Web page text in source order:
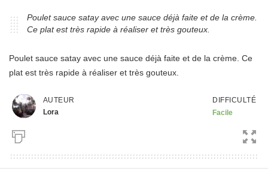
Poulet sauce satay avec une sauce déjà faite et de la crème.
Ce plat est très rapide à réaliser et très gouteux.
Poulet sauce satay avec une sauce déjà faite et de la crème. Ce
plat est très rapide à réaliser et très gouteux.
AUTEUR
Lora
DIFFICULTÉ
Facile